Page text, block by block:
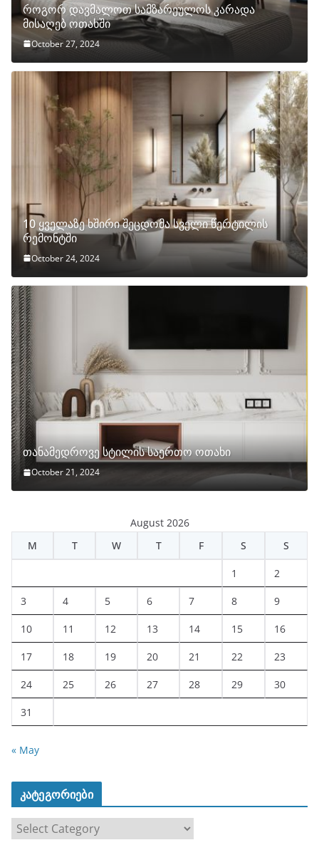
როგორ დავმალოთ სამზარეულოს კარადა
მისაღებ ოთახში
October 27, 2024
10 ყველაზე ხშირი შეცდომა სველი წერტილის
რემონტში
October 24, 2024
თანამედროვე სტილის საერთო ოთახი
October 21, 2024
August 2026
M
T W T F S S
1 2
3 4 5 6 7 8 9
10 11 12 13 14 15 16
17 18 19 20 21 22 23
24 25 26 27 28 29 30
31
« May
კატეგორიები